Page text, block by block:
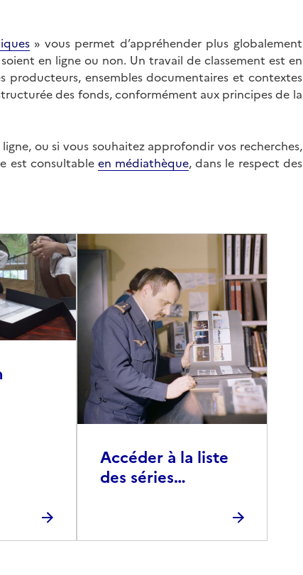
» vous permet d’appréhender plus globalement
en ligne ou non. Un travail de classement est en
producteurs, ensembles documentaires et contextes
des fonds, conformément aux principes de la
ou si vous souhaitez approfondir vos recherches,
est consultable en médiathèque, dans le respect des
Accéder à la liste
des séries